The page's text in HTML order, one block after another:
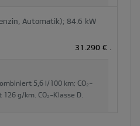
Automatik); 84.6 kW
31.290 €
5,6 l/100 km; CO₂-
126 g/km. CO₂-Klasse D.